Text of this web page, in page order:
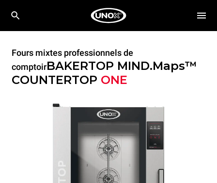
Fours mixtes professionnels de
comptoirBAKERTOP MIND.Maps™
COUNTERTOP ONE